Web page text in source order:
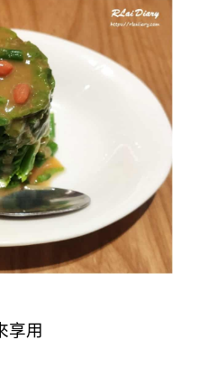
享用